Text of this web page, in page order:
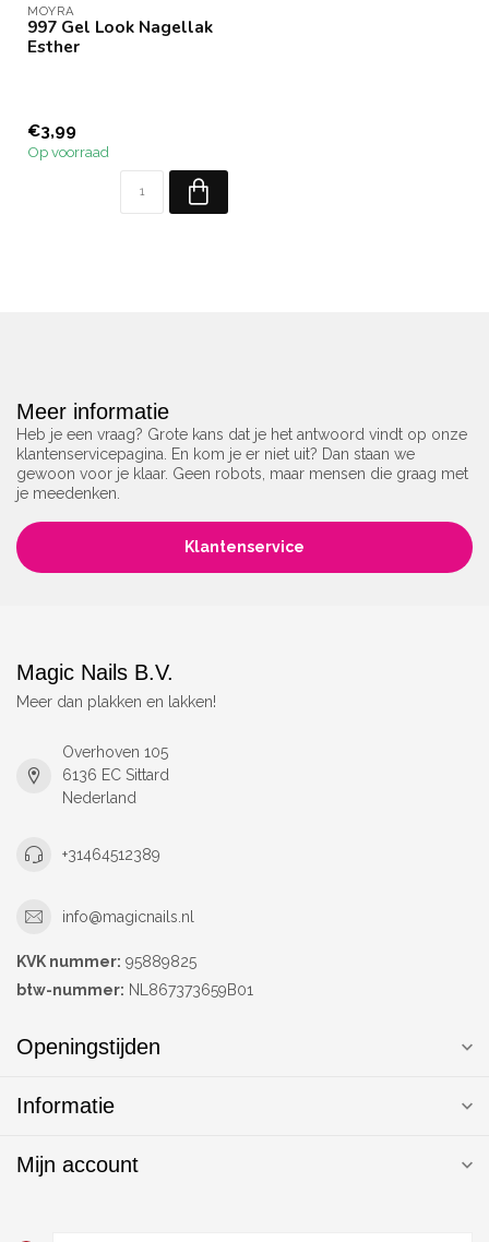
MOYRA
997 Gel Look Nagellak
Esther
€3,99
Op voorraad
Meer informatie
Heb je een vraag? Grote kans dat je het antwoord vindt op onze
klantenservicepagina. En kom je er niet uit? Dan staan we
gewoon voor je klaar. Geen robots, maar mensen die graag met
je meedenken.
Klantenservice
Magic Nails B.V.
Meer dan plakken en lakken!
Overhoven 105
6136 EC Sittard
Nederland
+31464512389
info@magicnails.nl
KVK nummer: 95889825
btw-nummer: NL867373659B01
Openingstijden
Informatie
Mijn account